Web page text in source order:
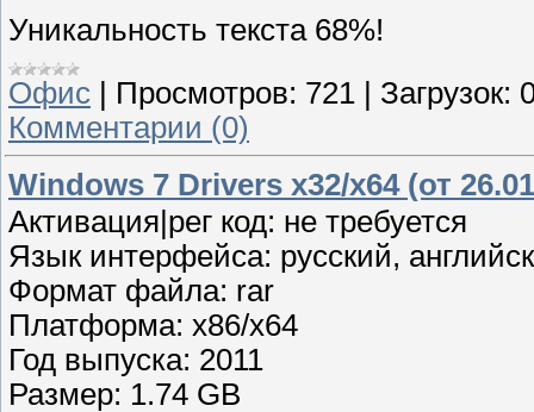
Уникальность текста 68%!
Офис
Просмотров: 721 Загрузок:
Комментарии (0)
Windows 7 Drivers x32/x64 (от
Активация|рег код: не требуется
Язык интерфейса: русский,
Формат файла: rar
Платформа: х86/x64
Год выпуска: 2011
Размер: 1.74 GB